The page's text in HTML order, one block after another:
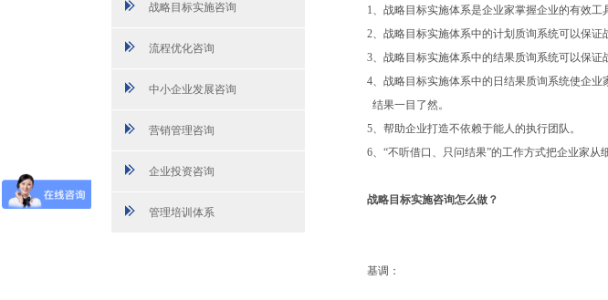
战略目标实施咨询
流程优化咨询
中小企业发展咨询
营销管理咨询
企业投资咨询
管理培训体系
1、战略目标实施体系是企业家掌握企业的有效工
2、战略目标实施体系中的计划质询系统可以保证
3、战略目标实施体系中的结果质询系统可以保证
4、战略目标实施体系中的日结果质询系统使企
结果一目了然。
5、帮助企业打造不依赖于能人的执行团队。
6、“不听借口、只问结果”的工作方式把企业家从
战略目标实施咨询怎么做？
基调：